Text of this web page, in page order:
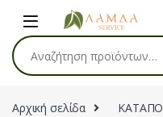
Skip to navigation
Skip to content
Αναζήτηση για:
Αρχική σελίδα